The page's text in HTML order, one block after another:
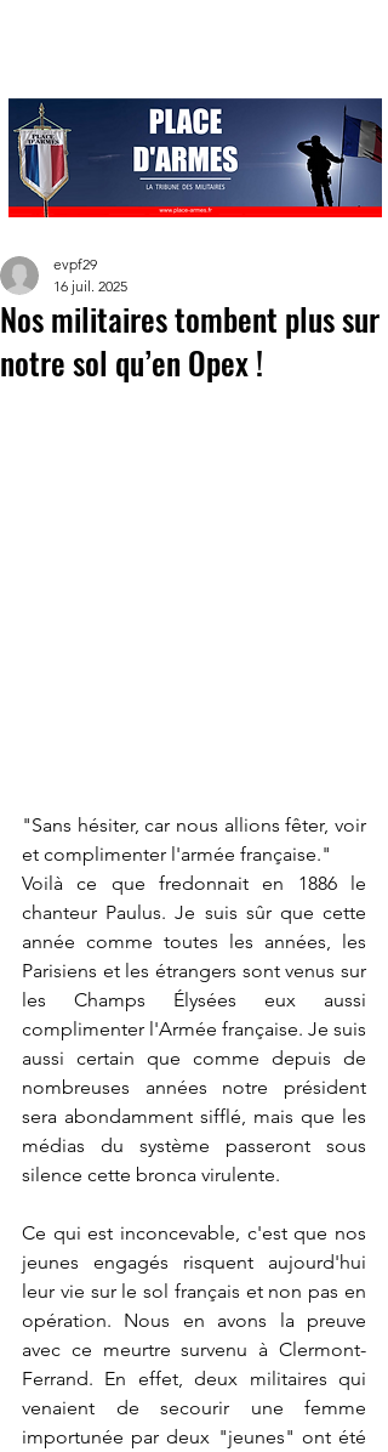
Nos militaires tombent plus sur
notre sol qu’en Opex !
evpf29
16 juil. 2025
"Sans hésiter, car nous allions fêter, voir
et complimenter l'armée française."
Voilà ce que fredonnait en 1886 le
chanteur Paulus. Je suis sûr que cette
année comme toutes les années, les
Parisiens et les étrangers sont venus sur
les Champs Élysées eux aussi
complimenter l'Armée française. Je suis
aussi certain que comme depuis de
nombreuses années notre président
sera abondamment sifflé, mais que les
médias du système passeront sous
silence cette bronca virulente.
Ce qui est inconcevable, c'est que nos
jeunes engagés risquent aujourd'hui
leur vie sur le sol français et non pas en
opération. Nous en avons la preuve
avec ce meurtre survenu à Clermont-
Ferrand. En effet, deux militaires qui
venaient de secourir une femme
importunée par deux "jeunes" ont été